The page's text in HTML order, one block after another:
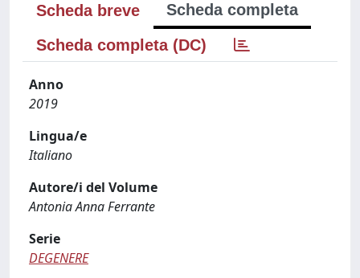
Scheda breve
Scheda completa
Scheda completa (DC)
Anno
2019
Lingua/e
Italiano
Autore/i del Volume
Antonia Anna Ferrante
Serie
DEGENERE